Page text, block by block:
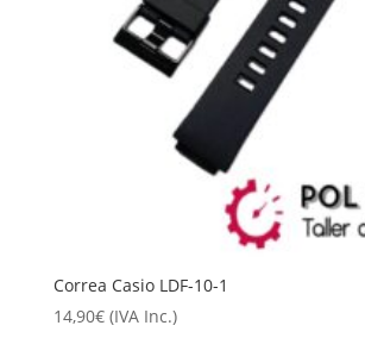
Correa Casio LDF-10-1
14,90€ (IVA Inc.)